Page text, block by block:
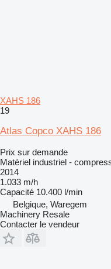
XAHS 186
19
Atlas Copco XAHS 186
Prix sur demande
Matériel industriel -
2014
1.033 m/h
Capacité 10.400 l/min
Belgique, Waregem
Machinery Resale
Contacter le vendeur